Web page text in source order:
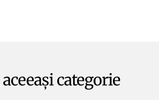
categorie